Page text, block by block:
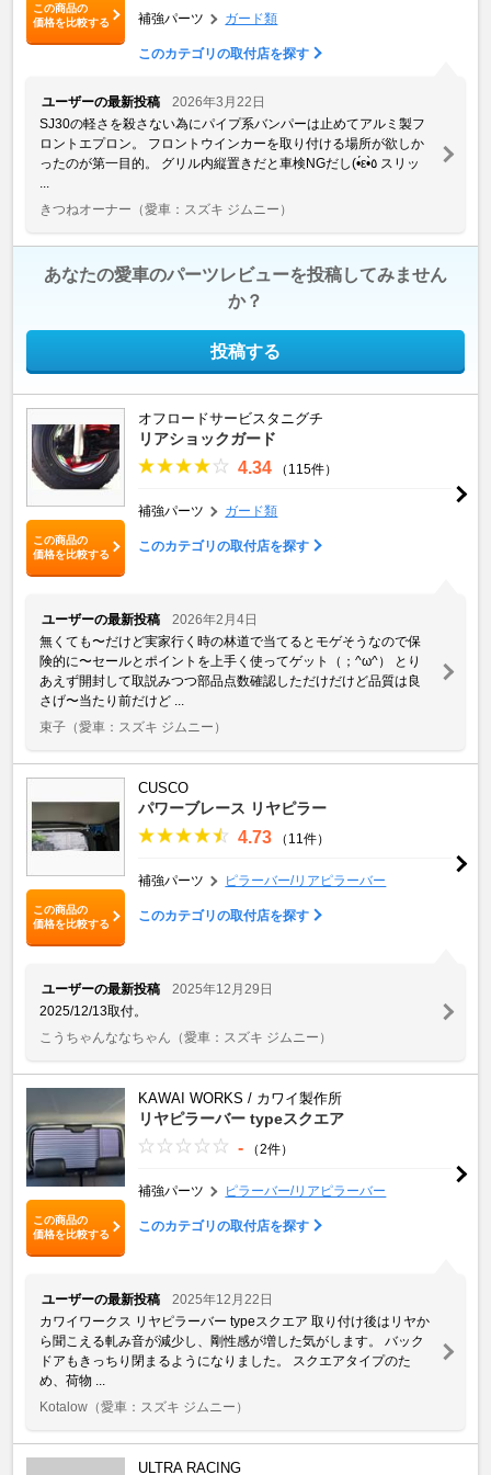
この商品の
価格を比較する
補強パーツ ガード類
このカテゴリの取付店を探す
ユーザーの最新投稿
2026年3月22日
SJ30の軽さを殺さない為にパイプ系バンパーは止めてアルミ製フ
ロントエプロン。 フロントウインカーを取り付ける場所が欲しか
ったのが第一目的。 グリル内縦置きだと車検NGだし(•́ε•̀٥ スリッ
きつねオーナー （愛車：スズキ ジムニー）
あなたの愛車のパーツレビューを投稿してみません
か？
投稿する
この商品の
価格を比較する
オフロードサービスタニグチ
リアショックガード
4.34 （115件）
補強パーツ ガード類
このカテゴリの取付店を探す
ユーザーの最新投稿
2026年2月4日
無くても〜だけど実家行く時の林道で当てるとモゲそうなので保
険的に〜セールとポイントを上手く使ってゲット（；^ω^） とり
あえず開封して取説みつつ部品点数確認しただけだけど品質は良
さげ〜当たり前だけど ...
束子 （愛車：スズキ ジムニー）
この商品の
価格を比較する
CUSCO
パワーブレース リヤピラー
4.73 （11件）
補強パーツ ピラーバー/リアピラーバー
このカテゴリの取付店を探す
ユーザーの最新投稿
2025年12月29日
2025/12/13取付。
こうちゃんななちゃん （愛車：スズキ ジムニー）
この商品の
価格を比較する
KAWAI WORKS / カワイ製作所
リヤピラーバー typeスクエア
- （2件）
補強パーツ ピラーバー/リアピラーバー
このカテゴリの取付店を探す
ユーザーの最新投稿
2025年12月22日
カワイワークス リヤピラーバー typeスクエア 取り付け後はリヤか
ら聞こえる軋み音が減少し、剛性感が増した気がします。 バック
ドアもきっちり閉まるようになりました。 スクエアタイプのた
め、荷物 ...
Kotalow （愛車：スズキ ジムニー）
ULTRA RACING